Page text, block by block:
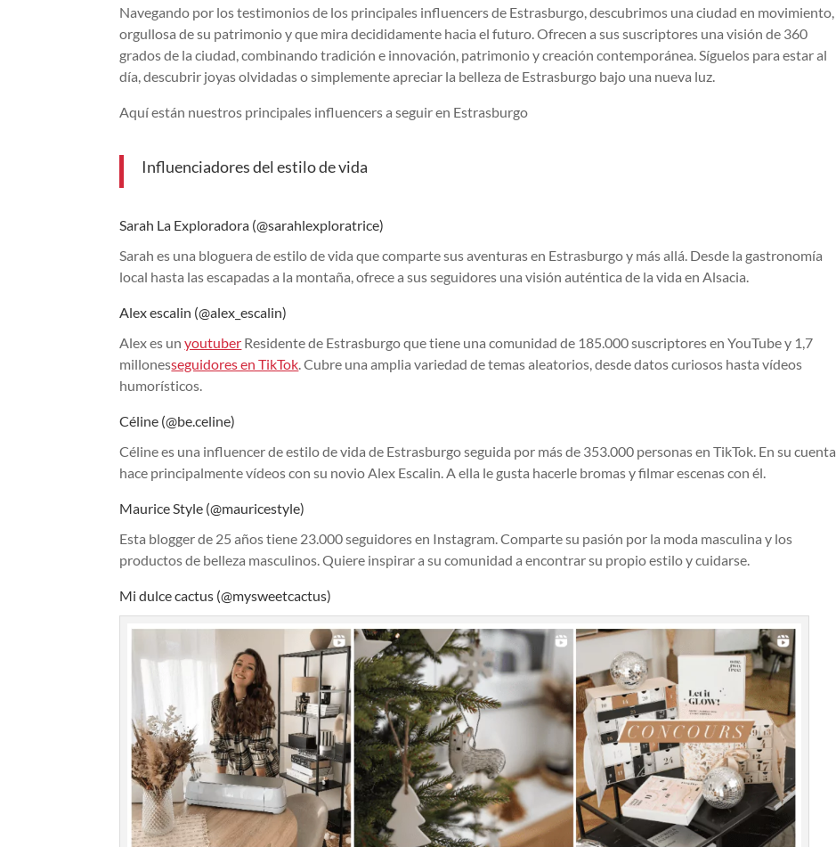
Navegando por los testimonios de los principales influencers de Estrasburgo, descubrimos una ciudad en movimiento,
orgullosa de su patrimonio y que mira decididamente hacia el futuro. Ofrecen a sus suscriptores una visión de 360
grados de la ciudad, combinando tradición e innovación, patrimonio y creación contemporánea. Síguelos para estar al
día, descubrir joyas olvidadas o simplemente apreciar la belleza de Estrasburgo bajo una nueva luz.
Aquí están nuestros principales influencers a seguir en Estrasburgo
Influenciadores del estilo de vida
Sarah La Exploradora (@sarahlexploratrice)
Sarah es una bloguera de estilo de vida que comparte sus aventuras en Estrasburgo y más allá. Desde la gastronomía
local hasta las escapadas a la montaña, ofrece a sus seguidores una visión auténtica de la vida en Alsacia.
Alex escalin (@alex_escalin)
Alex es unyoutuber Residente de Estrasburgo que tiene una comunidad de 185.000 suscriptores en YouTube y 1,7
millonesseguidores en TikTok . Cubre una amplia variedad de temas aleatorios, desde datos curiosos hasta vídeos
humorísticos.
Céline (@be.celine)
Céline es una influencer de estilo de vida de Estrasburgo seguida por más de 353.000 personas en TikTok. En su cuenta
hace principalmente vídeos con su novio Alex Escalin. A ella le gusta hacerle bromas y filmar escenas con él.
Maurice Style (@mauricestyle)
Esta blogger de 25 años tiene 23.000 seguidores en Instagram. Comparte su pasión por la moda masculina y los
productos de belleza masculinos. Quiere inspirar a su comunidad a encontrar su propio estilo y cuidarse.
Mi dulce cactus (@mysweetcactus)